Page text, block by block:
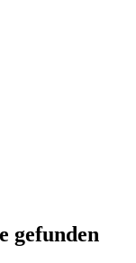
gefunden